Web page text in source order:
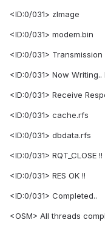
<ID:0/031> zImage
<ID:0/031> modem.bin
<ID:0/031> Transmission
<ID:0/031> Now
<ID:0/031> Receive
<ID:0/031> cache.rfs
<ID:0/031> dbdata.rfs
<ID:0/031> RQT_CLOSE !!
<ID:0/031> RES OK !!
<ID:0/031> Completed..
<OSM> All threads